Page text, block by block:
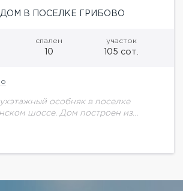
В ПОСЕЛКЕ ГРИБОВО
спален
10
участок
105 сот.
особняк в поселке
шоссе. Дом построен из
выполнен дизайнерский ремонт в